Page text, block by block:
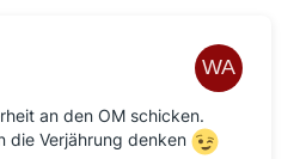
an den OM schicken.
die Verjährung denken